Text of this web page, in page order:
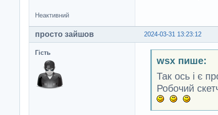
Неактивний
2024-03-31 13:23:12
просто зайшов
Гість
wsx пише:
Так ось і є
Робочий